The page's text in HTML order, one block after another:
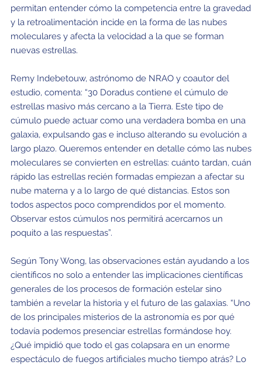
permitan entender cómo la competencia entre la gravedad
y la retroalimentación incide en la forma de las nubes
moleculares y afecta la velocidad a la que se forman
nuevas estrellas.
Remy Indebetouw, astrónomo de NRAO y coautor del
estudio, comenta: “30 Doradus contiene el cúmulo de
estrellas masivo más cercano a la Tierra. Este tipo de
cúmulo puede actuar como una verdadera bomba en una
galaxia, expulsando gas e incluso alterando su evolución a
largo plazo. Queremos entender en detalle cómo las nubes
moleculares se convierten en estrellas: cuánto tardan, cuán
rápido las estrellas recién formadas empiezan a afectar su
nube materna y a lo largo de qué distancias. Estos son
todos aspectos poco comprendidos por el momento.
Observar estos cúmulos nos permitirá acercarnos un
poquito a las respuestas”.
Según Tony Wong, las observaciones están ayudando a los
científicos no solo a entender las implicaciones científicas
generales de los procesos de formación estelar sino
también a revelar la historia y el futuro de las galaxias. “Uno
de los principales misterios de la astronomía es por qué
todavía podemos presenciar estrellas formándose hoy.
¿Qué impidió que todo el gas colapsara en un enorme
espectáculo de fuegos artificiales mucho tiempo atrás? Lo